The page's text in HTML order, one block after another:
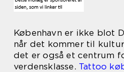
København er ikke blot
når det kommer til
det er også et centrum
verdensklasse. Tattoo